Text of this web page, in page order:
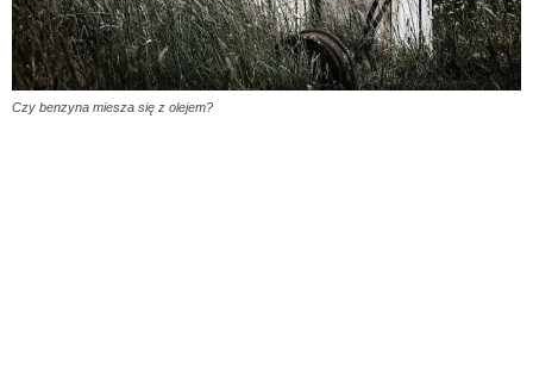
Czy benzyna miesza się z olejem?